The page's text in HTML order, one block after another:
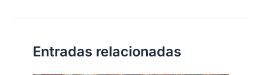
Entradas relacionadas